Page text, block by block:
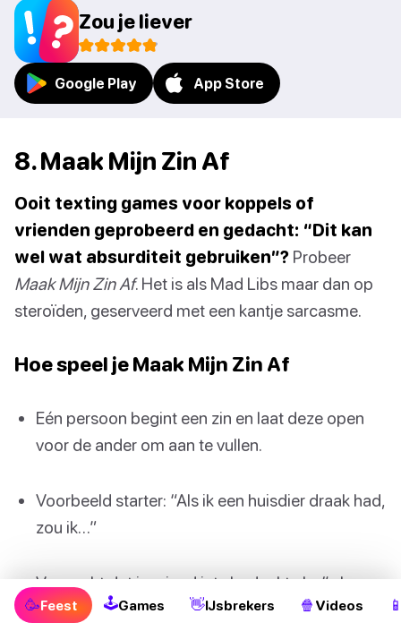
Zou je liever
Google Play App Store
8. Maak Mijn Zin Af
Ooit texting games voor koppels of
vrienden geprobeerd en gedacht: “Dit kan
wel wat absurditeit gebruiken”? Probeer
Maak Mijn Zin Af. Het is als Mad Libs maar dan op
steroïden, geserveerd met een kantje sarcasme.
Hoe speel je Maak Mijn Zin Af
Eén persoon begint een zin en laat deze open
voor de ander om aan te vullen.
Voorbeeld starter: “Als ik een huisdier draak had,
zou ik…”
Verwacht dat je vriend iets bedenkt als: “…hem
leren om mijn ontbijtburrito’s te koken.”
🥳Feest 🕹Games 👋IJsbrekers 🍿 Videos